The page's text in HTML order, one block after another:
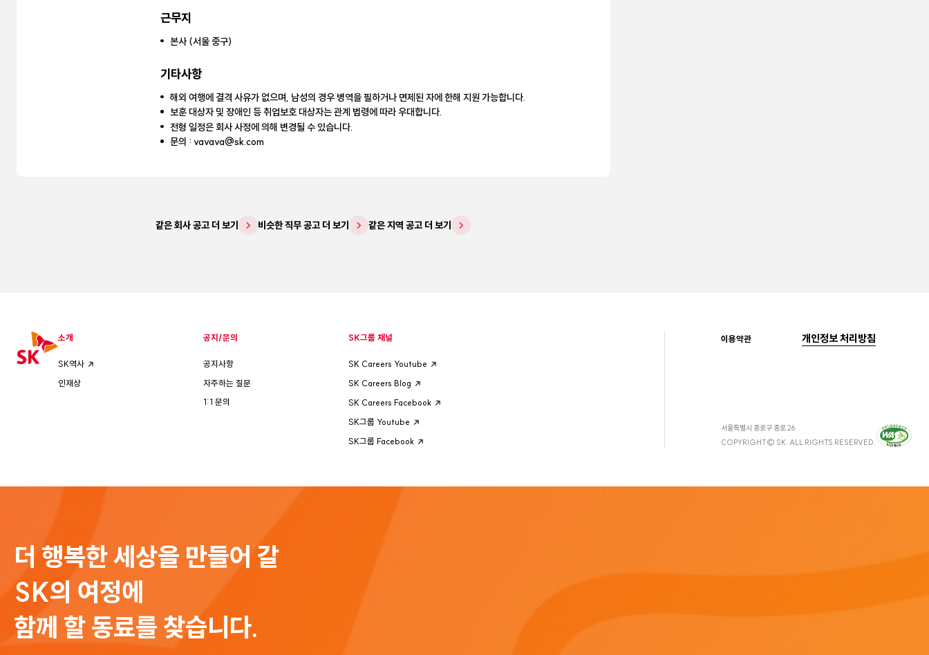
근무지
본사 (서울 중구)
기타사항
해외 여행에 결격 사유가 없으며, 남성의 경우 병역을 필하거나 면제된 자에 한해 지원 가능합니다.
보훈 대상자 및 장애인 등 취업보호 대상자는 관계 법령에 따라 우대합니다.
전형 일정은 회사 사정에 의해 변경될 수 있습니다.
문의 : vavava@sk.com
같은 회사 공고 더 보기 비슷한 직무 공고 더 보기 같은 지역 공고 더 보기
소개
SK역사
인재상
공지/문의
공지사항
자주하는 질문
1:1 문의
SK그룹 채널
SK Careers Youtube
SK Careers Blog
SK Careers Facebook
SK그룹 Youtube
SK그룹 Facebook
이용약관 개인정보 처리방침
서울특별시 종로구 종로 26
COPYRIGHT© SK. ALL RIGHTS RESERVED.
더 행복한 세상을 만들어 갈
SK의 여정에
함께 할 동료를 찾습니다.